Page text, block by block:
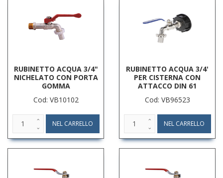
RUBINETTO ACQUA 3/4"
NICHELATO CON PORTA
GOMMA
Cod: VB10102
RUBINETTO ACQUA 3/4'
PER CISTERNA CON
ATTACCO DIN 61
Cod: VB96523